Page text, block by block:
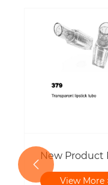
Peniculus-Tip
Quam ut
View More
